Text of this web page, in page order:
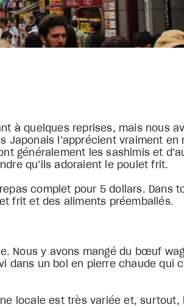
à quelques reprises, mais nous
Japonais l’apprécient vraiment en
généralement les sashimis et
qu’ils adoraient le poulet frit.
complet pour 5 dollars. Dans
frit et des aliments préemballés.
Nous y avons mangé du bœuf
dans un bol en pierre chaude qui
locale est très variée et, surtout,